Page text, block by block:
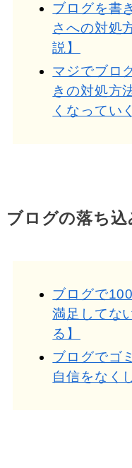
ブログを書
さへの対処
説】
マジでブロ
きの対処方
くなってい
ブログの落ち込
ブログで
満足してな
る】
ブログでゴ
自信をなく